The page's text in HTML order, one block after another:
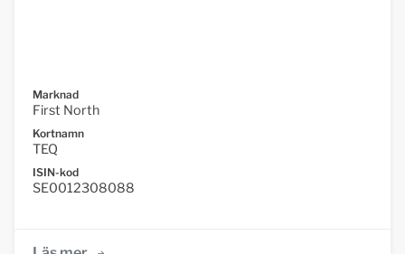
Marknad
First North
Kortnamn
TEQ
ISIN-kod
SE0012308088